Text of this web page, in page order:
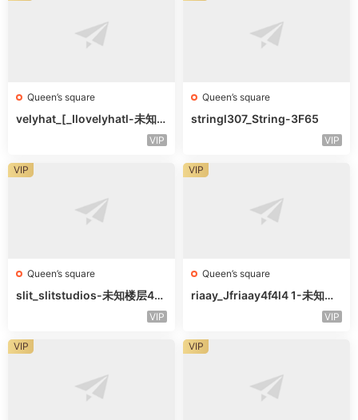
Queen’s square
velyhat_[_Ilovelyhatl-未知
VIP
Queen’s square
stringl307_String-3F65
VIP
Queen’s square
slit_slitstudios-未知楼层415
VIP
VIP
Queen’s square
riaay_Jfriaay4f4l4 1-未知楼
VIP
VIP
VIP VIP